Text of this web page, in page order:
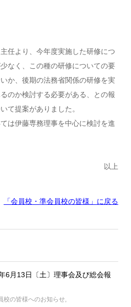
任より、今年度実施した研修につ
なく、この種の研修についての要
か、後期の法務省関係の研修を実
のか検討する必要がある、との報
て提案がありました。
は伊藤専務理事を中心に検討を進
以上
「会員校・準会員校の皆様」に戻る
6月13日〔土〕理事会及び総会報
校の皆様へのお知らせ